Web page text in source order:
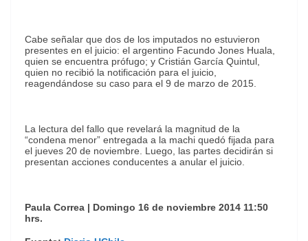
Cabe señalar que dos de los imputados no estuvieron
presentes en el juicio: el argentino Facundo Jones Huala,
quien se encuentra prófugo; y Cristián García Quintul,
quien no recibió la notificación para el juicio,
reagendándose su caso para el 9 de marzo de 2015.
La lectura del fallo que revelará la magnitud de la
“condena menor” entregada a la machi quedó fijada para
el jueves 20 de noviembre. Luego, las partes decidirán si
presentan acciones conducentes a anular el juicio.
Paula Correa | Domingo 16 de noviembre 2014 11:50
hrs.